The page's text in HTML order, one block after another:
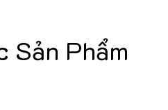
Sản Phẩm